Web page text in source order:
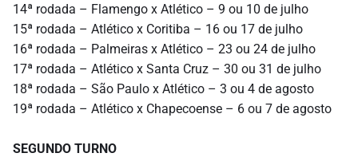
14ª rodada – Flamengo x Atlético – 9 ou 10 de julho
15ª rodada – Atlético x Coritiba – 16 ou 17 de julho
16ª rodada – Palmeiras x Atlético – 23 ou 24 de julho
17ª rodada – Atlético x Santa Cruz – 30 ou 31 de julho
18ª rodada – São Paulo x Atlético – 3 ou 4 de agosto
19ª rodada – Atlético x Chapecoense – 6 ou 7 de agosto
SEGUNDO TURNO